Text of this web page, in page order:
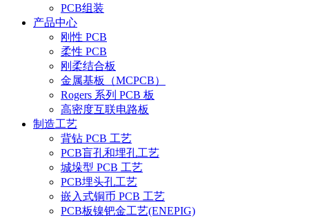
PCB组装
产品中心
刚性 PCB
柔性 PCB
刚柔结合板
金属基板（MCPCB）
Rogers 系列 PCB 板
高密度互联电路板
制造工艺
背钻 PCB 工艺
PCB盲孔和埋孔工艺
城垛型 PCB 工艺
PCB埋头孔工艺
嵌入式铜币 PCB 工艺
PCB板镍钯金工艺(ENEPIG)